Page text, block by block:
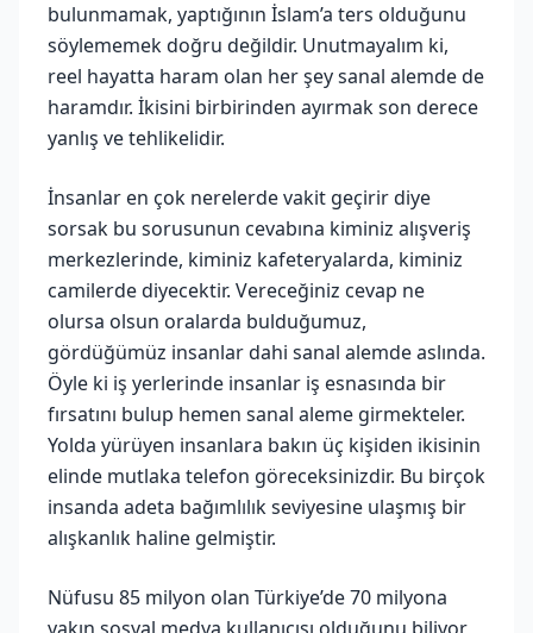
bulunmamak, yaptığının İslam’a ters olduğunu
söylememek doğru değildir. Unutmayalım ki,
reel hayatta haram olan her şey sanal alemde de
haramdır. İkisini birbirinden ayırmak son derece
yanlış ve tehlikelidir.
İnsanlar en çok nerelerde vakit geçirir diye
sorsak bu sorusunun cevabına kiminiz alışveriş
merkezlerinde, kiminiz kafeteryalarda, kiminiz
camilerde diyecektir. Vereceğiniz cevap ne
olursa olsun oralarda bulduğumuz,
gördüğümüz insanlar dahi sanal alemde aslında.
Öyle ki iş yerlerinde insanlar iş esnasında bir
fırsatını bulup hemen sanal aleme girmekteler.
Yolda yürüyen insanlara bakın üç kişiden ikisinin
elinde mutlaka telefon göreceksinizdir. Bu birçok
insanda adeta bağımlılık seviyesine ulaşmış bir
alışkanlık haline gelmiştir.
Nüfusu 85 milyon olan Türkiye’de 70 milyona